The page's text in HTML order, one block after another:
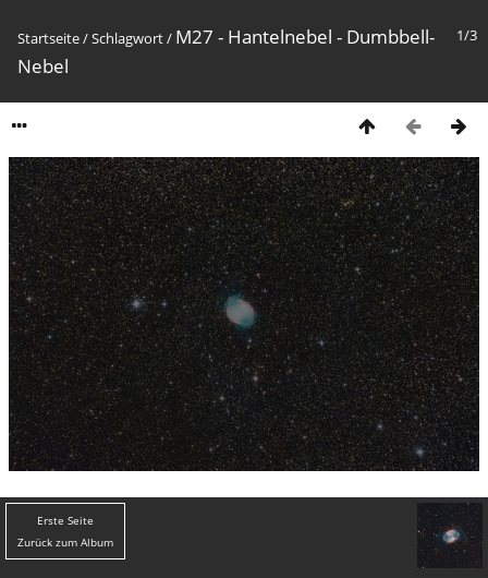
1/3
Startseite/Schlagwort/ M27 - Hantelnebel - Dumbbell-
Nebel
Erste Seite
Zurück zum Album